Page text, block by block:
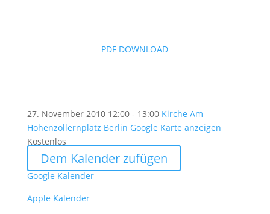
PDF DOWNLOAD
27. November 2010 12:00 - 13:00 Kirche Am
Hohenzollernplatz Berlin Google Karte anzeigen
Kostenlos
Dem Kalender zufügen
Google Kalender
Apple Kalender